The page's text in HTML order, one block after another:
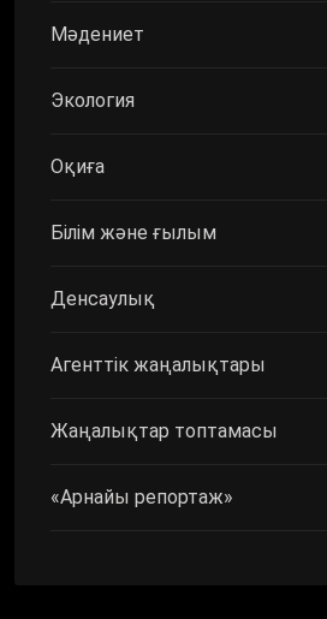
Мәдениет
Экология
Оқиға
Білім және ғылым
Денсаулық
Агенттік жаңалықтары
Жаңалықтар топтамасы
«Арнайы репортаж»